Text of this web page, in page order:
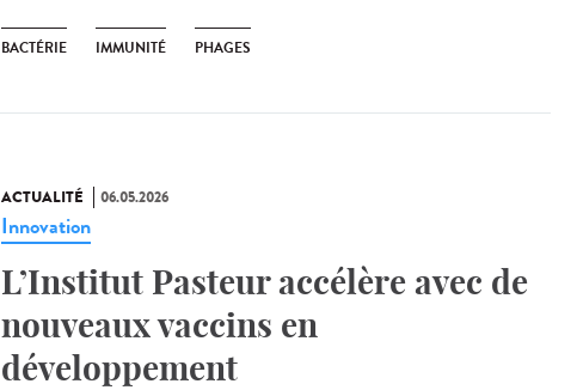
BACTÉRIE IMMUNITÉ PHAGES
ACTUALITÉ 06.05.2026
Innovation
L’Institut Pasteur accélère avec de
nouveaux vaccins en
développement